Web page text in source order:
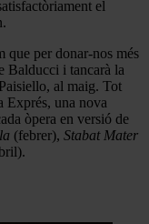
el
que per donar-nos més
Balducci i tancarà la
al maig. Tot
Exprés, una nova
òpera en versió de
(febrer), Stabat Mater